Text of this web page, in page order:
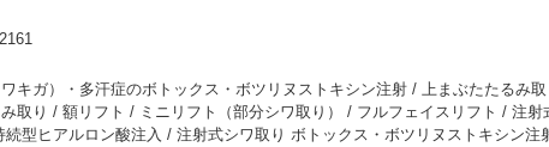
キガ）・多汗症のボトックス・ボツリヌストキシン注射 / 上まぶたたるみ取
取り / 額リフト / ミニリフト（部分シワ取り） / フルフェイスリフト / 注射
続型ヒアルロン酸注入 / 注射式シワ取り ボトックス・ボツリヌストキシン注